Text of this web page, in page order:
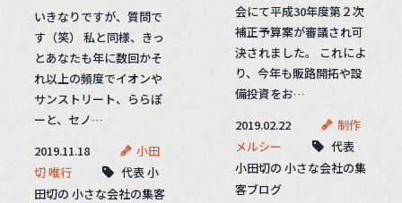
いきなりですが、質問で
す（笑） 私と同様、きっ
とあなたも年に数回かそ
れ以上の頻度でイオンや
サンストリート、ららぽ
ーと、セノ…
2019.11.18
小田
切 唯行
代表 小
田切の 小さな会社の集客
会にて平成30年度第２次
補正予算案が審議され可
決されました。 これによ
り、今年も販路開拓や設
備投資をお…
2019.02.22
制作
メルシー
代表
小田切の 小さな会社の集
客ブログ